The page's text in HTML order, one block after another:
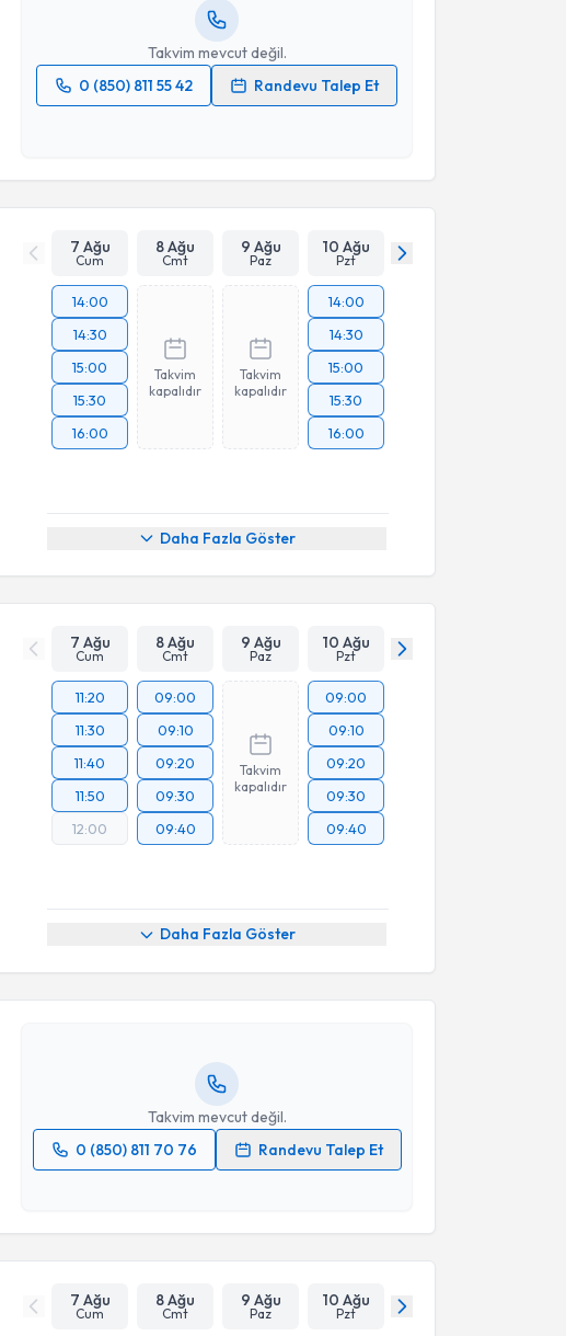
Takvim mevcut değil.
0 (850) 811 55 42
Randevu Talep Et
7 Ağu
Cum
8 Ağu
Cmt
9 Ağu
Paz
10 Ağu
Pzt
14:00
14:30
15:00
15:30
16:00
Takvim
kapalıdır
Takvim
kapalıdır
14:00
14:30
15:00
15:30
16:00
Daha Fazla Göster
7 Ağu
Cum
8 Ağu
Cmt
9 Ağu
Paz
10 Ağu
Pzt
11:20
11:30
11:40
11:50
12:00
09:00
09:10
09:20
09:30
09:40
Takvim
kapalıdır
09:00
09:10
09:20
09:30
09:40
Daha Fazla Göster
Takvim mevcut değil.
0 (850) 811 70 76
Randevu Talep Et
Randevu Takvimi Talebi
Takvim Talebini Gönder
7 Ağu
Cum
8 Ağu
Cmt
9 Ağu
Paz
10 Ağu
Pzt